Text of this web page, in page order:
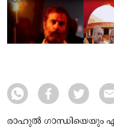
രാഹുൽ ഗാന്ധിയെയും